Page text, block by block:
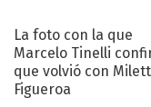
La foto con la que
Marcelo Tinelli
que volvió con Milett
Figueroa